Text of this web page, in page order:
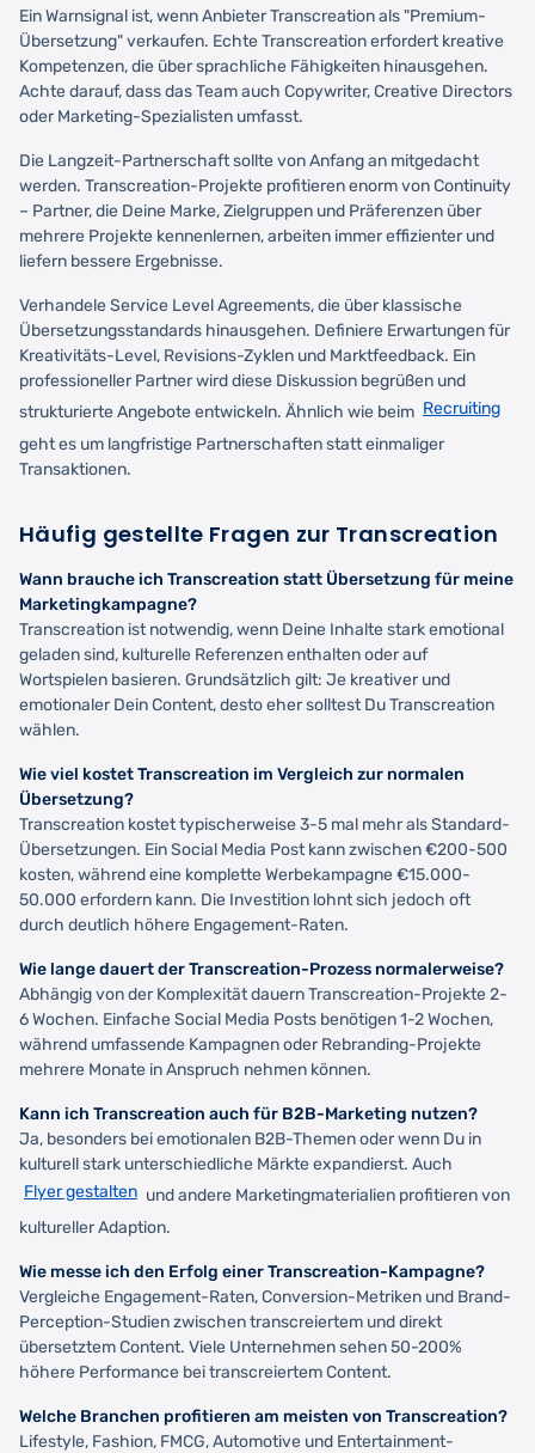
Ein Warnsignal ist, wenn Anbieter Transcreation als "Premium-
Übersetzung" verkaufen. Echte Transcreation erfordert kreative
Kompetenzen, die über sprachliche Fähigkeiten hinausgehen.
Achte darauf, dass das Team auch Copywriter, Creative Directors
oder Marketing-Spezialisten umfasst.
Die Langzeit-Partnerschaft sollte von Anfang an mitgedacht
werden. Transcreation-Projekte profitieren enorm von Continuity
– Partner, die Deine Marke, Zielgruppen und Präferenzen über
mehrere Projekte kennenlernen, arbeiten immer effizienter und
liefern bessere Ergebnisse.
Verhandele Service Level Agreements, die über klassische
Übersetzungsstandards hinausgehen. Definiere Erwartungen für
Kreativitäts-Level, Revisions-Zyklen und Marktfeedback. Ein
professioneller Partner wird diese Diskussion begrüßen und
strukturierte Angebote entwickeln. Ähnlich wie beim Recruiting
geht es um langfristige Partnerschaften statt einmaliger
Transaktionen.
Häufig gestellte Fragen zur Transcreation
Wann brauche ich Transcreation statt Übersetzung für meine
Marketingkampagne?
Transcreation ist notwendig, wenn Deine Inhalte stark emotional
geladen sind, kulturelle Referenzen enthalten oder auf
Wortspielen basieren. Grundsätzlich gilt: Je kreativer und
emotionaler Dein Content, desto eher solltest Du Transcreation
wählen.
Wie viel kostet Transcreation im Vergleich zur normalen
Übersetzung?
Transcreation kostet typischerweise 3-5 mal mehr als Standard-
Übersetzungen. Ein Social Media Post kann zwischen €200-500
kosten, während eine komplette Werbekampagne €15.000-
50.000 erfordern kann. Die Investition lohnt sich jedoch oft
durch deutlich höhere Engagement-Raten.
Wie lange dauert der Transcreation-Prozess normalerweise?
Abhängig von der Komplexität dauern Transcreation-Projekte 2-
6 Wochen. Einfache Social Media Posts benötigen 1-2 Wochen,
während umfassende Kampagnen oder Rebranding-Projekte
mehrere Monate in Anspruch nehmen können.
Kann ich Transcreation auch für B2B-Marketing nutzen?
Ja, besonders bei emotionalen B2B-Themen oder wenn Du in
kulturell stark unterschiedliche Märkte expandierst. Auch
Flyer gestalten und andere Marketingmaterialien profitieren von
kultureller Adaption.
Wie messe ich den Erfolg einer Transcreation-Kampagne?
Vergleiche Engagement-Raten, Conversion-Metriken und Brand-
Perception-Studien zwischen transcreiertem und direkt
übersetztem Content. Viele Unternehmen sehen 50-200%
höhere Performance bei transcreiertem Content.
Welche Branchen profitieren am meisten von Transcreation?
Lifestyle, Fashion, FMCG, Automotive und Entertainment-